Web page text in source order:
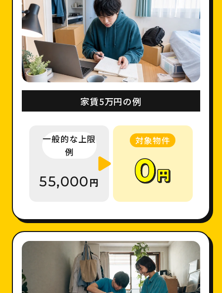
家賃5万円の例
一般的な上限
例
55,000円
対象物件